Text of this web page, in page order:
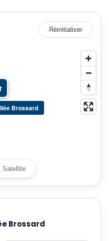
Réinitialiser
Brossard
Satellite
Brossard